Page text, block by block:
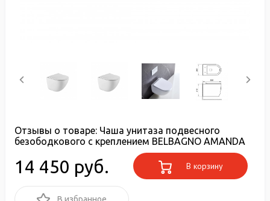
Отзывы о товаре: Чаша унитаза подвесного
безободкового с креплением BELBAGNO AMANDA
14 450 руб. В корзину